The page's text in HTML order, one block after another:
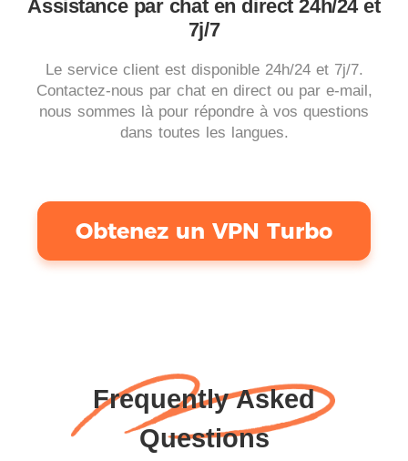
Assistance par chat en direct 24h/24 et
7j/7
Le service client est disponible 24h/24 et 7j/7.
Contactez-nous par chat en direct ou par e-mail,
nous sommes là pour répondre à vos questions
dans toutes les langues.
Obtenez un VPN Turbo
Frequently Asked
Questions